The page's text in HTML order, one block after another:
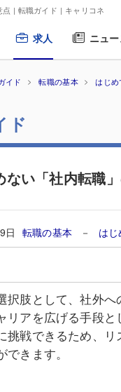
| 転職ガイド | キャリコネ
求人 ニュ
イド 転職の基本 はじ
ド
ない「社内転職
日 転職の基本 － は
択肢として、社外
リアを広げる手段
挑戦できるため、
きます。